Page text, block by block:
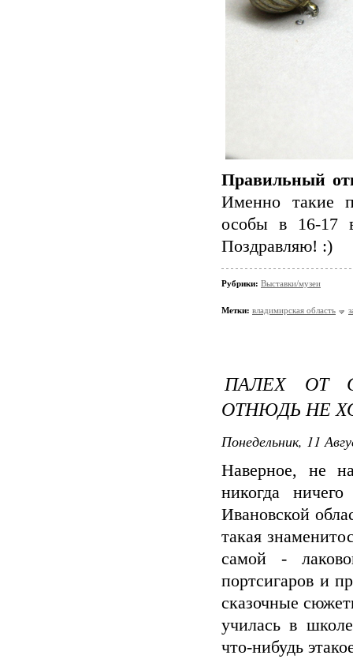
Правильный
Именно такие
особы в 16-17
Поздравляю! :)
Рубрики: Выставки/музеи
Метки: владимирская область
ПАЛЕХ ОТ
ОТНЮДЬ НЕ
Понедельник, 11
Наверное, не
никогда
Ивановской
такая
самой -
портсигаров и
сказочные
училась в
что-нибудь